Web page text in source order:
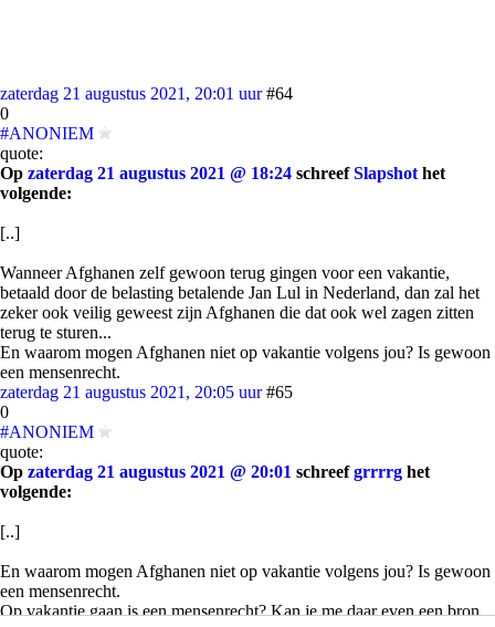
zaterdag 21 augustus 2021, 20:01 uur #64
0
#ANONIEM
quote:
Op zaterdag 21 augustus 2021 @ 18:24 schreefSlapshot het
volgende:
[..]
Wanneer Afghanen zelf gewoon terug gingen voor een vakantie,
betaald door de belasting betalende Jan Lul in Nederland, dan zal het
zeker ook veilig geweest zijn Afghanen die dat ook wel zagen zitten
terug te sturen...
En waarom mogen Afghanen niet op vakantie volgens jou? Is gewoon
een mensenrecht.
zaterdag 21 augustus 2021, 20:05 uur #65
0
#ANONIEM
quote:
Op zaterdag 21 augustus 2021 @ 20:01 schreefgrrrrg het
volgende:
[..]
En waarom mogen Afghanen niet op vakantie volgens jou? Is gewoon
een mensenrecht.
Op vakantie gaan is een mensenrecht? Kan je me daar even een bron